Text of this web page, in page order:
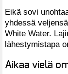
Eikä sovi
yhdessä
White Water.
lähestymistapa
Aikaa vielä